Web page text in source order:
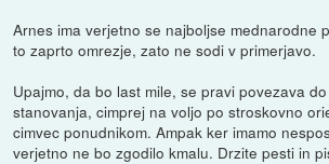
Arnes ima verjetno se najboljse mednarodne
to zaprto omrezje, zato ne sodi v primerjavo.
Upajmo, da bo last mile, se pravi povezava
stanovanja, cimprej na voljo po stroskovno
cimvec ponudnikom. Ampak ker imamo
verjetno ne bo zgodilo kmalu. Drzite pesti in